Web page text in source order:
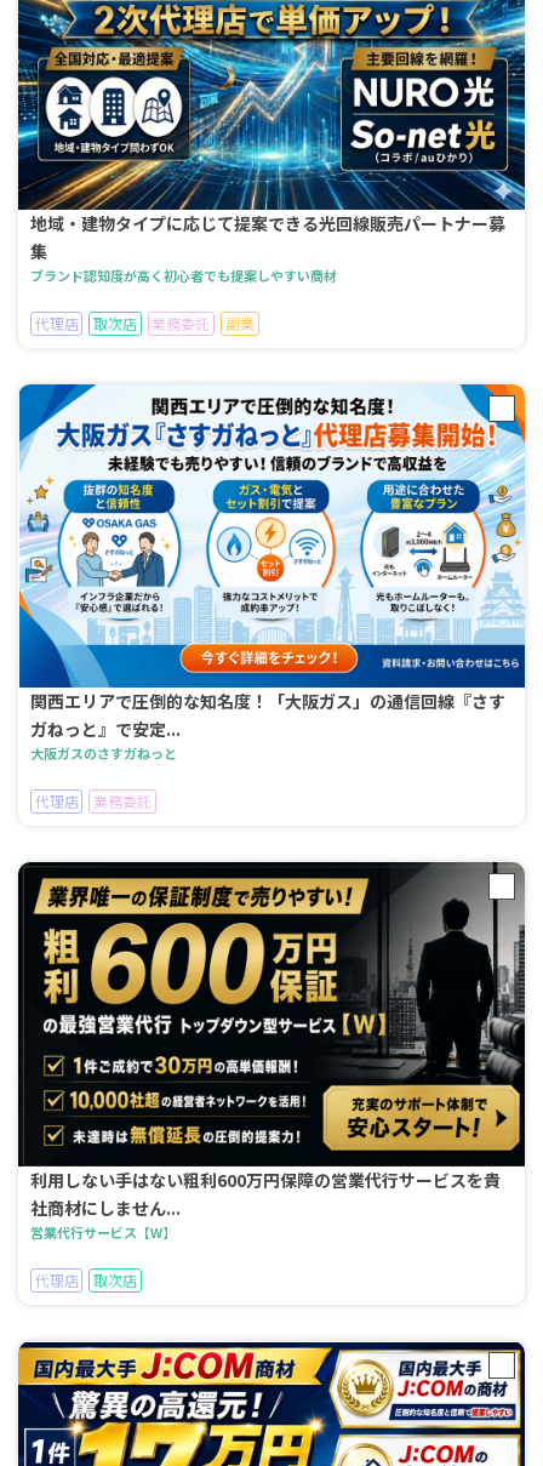
地域・建物タイプに応じて提案できる光回線販売パートナー募
集
ブランド認知度が高く初心者でも提案しやすい商材
代理店 取次店 業務委託 副業
関西エリアで圧倒的な知名度！「大阪ガス」の通信回線『さす
ガねっと』で安定...
大阪ガスのさすガねっと
代理店 業務委託
利用しない手はない粗利600万円保障の営業代行サービスを貴
社商材にしません...
営業代行サービス【W】
代理店 取次店